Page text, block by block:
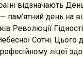
відзначають
— пам’ятний день на
Революції
Сотні. Цього
ліцеї